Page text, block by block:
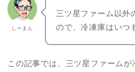
しーまん
三ツ星ファーム以外
ので、冷凍庫はいつ
この記事では、三ツ星ファームが